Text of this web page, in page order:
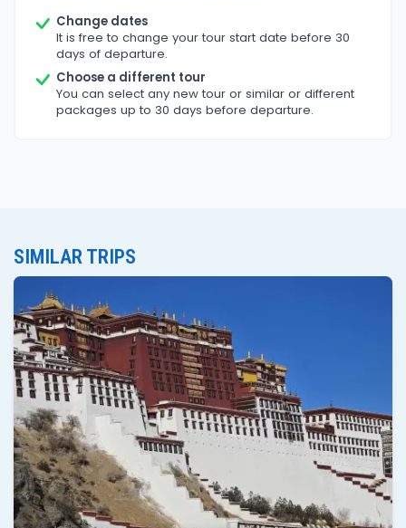
Change dates
It is free to change your tour start date before 30
days of departure.
Choose a different tour
You can select any new tour or similar or different
packages up to 30 days before departure.
SIMILAR TRIPS